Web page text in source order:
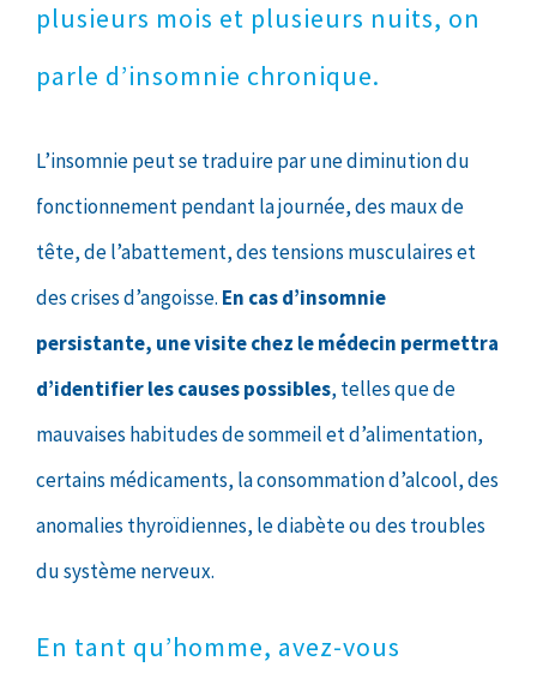
plusieurs mois et plusieurs nuits, on
parle d’insomnie chronique.
L’insomnie peut se traduire par une diminution du
fonctionnement pendant la journée, des maux de
tête, de l’abattement, des tensions musculaires et
des crises d’angoisse. En cas d’insomnie
persistante, une visite chez le médecin permettra
d’identifier les causes possibles, telles que de
mauvaises habitudes de sommeil et d’alimentation,
certains médicaments, la consommation d’alcool, des
anomalies thyroïdiennes, le diabète ou des troubles
du système nerveux.
En tant qu’homme, avez-vous